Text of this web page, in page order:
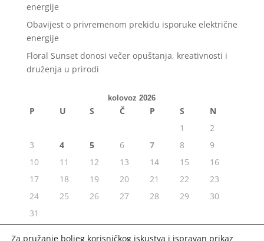
energije
Obavijest o privremenom prekidu isporuke električne
energije
Floral Sunset donosi večer opuštanja, kreativnosti i
druženja u prirodi
kolovoz 2026
P U S Č P S
N
1
2
3
4 5 6 7 8
9
10
11 12 13 14 15
16
17
18 19 20 21 22
23
24
25 26 27 28 29
30
31
« srp
Za pružanje boljeg korisničkog iskustva i ispravan prikaz